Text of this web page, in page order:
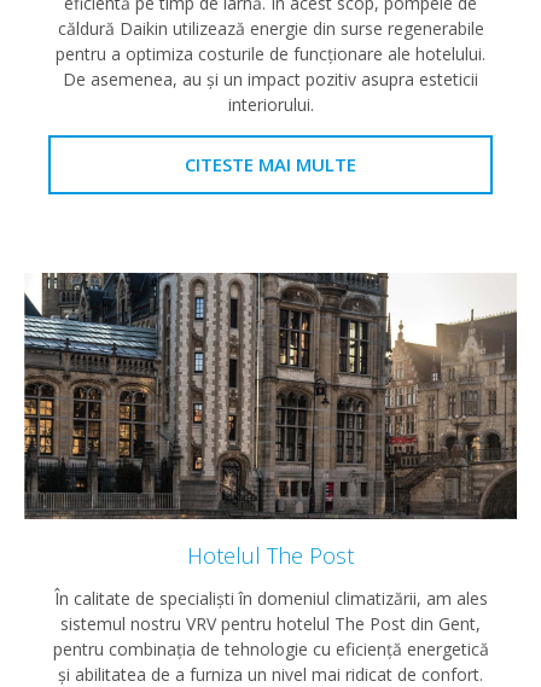
căldură Daikin utilizează energie din surse regenerabile
pentru a optimiza costurile de funcţionare ale hotelului.
De asemenea, au şi un impact pozitiv asupra esteticii
interiorului.
CITESTE MAI MULTE
Hotelul The Post
În calitate de specialiști în domeniul climatizării, am ales
sistemul nostru VRV pentru hotelul The Post din Gent,
pentru combinația de tehnologie cu eficiență energetică
și abilitatea de a furniza un nivel mai ridicat de confort.